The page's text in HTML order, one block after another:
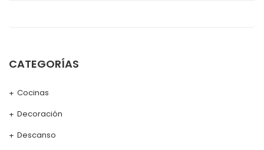
CATEGORÍAS
Cocinas
Decoración
Descanso